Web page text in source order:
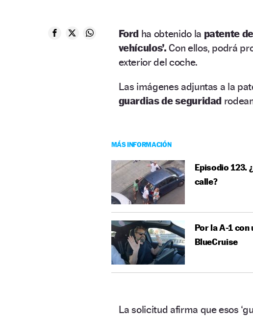
Ford ha obtenido la patente
vehículos’. Con ellos, podrá
exterior del coche.
Las imágenes adjuntas a la
guardias de seguridad
MÁS INFORMACIÓN
Episodio 123.
calle?
Por la A-1
BlueCruise
La solicitud afirma que esos